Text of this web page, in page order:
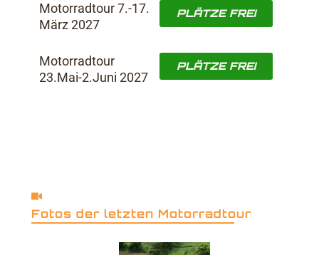
Motorradtour 7.-17.
März 2027
PLÄTZE FREI
Motorradtour
23.Mai-2.Juni 2027
PLÄTZE FREI
Fotos der letzten Motorradtour